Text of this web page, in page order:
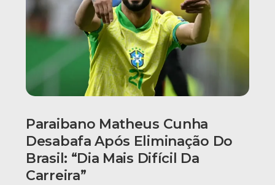
Paraibano Matheus Cunha
Desabafa Após Eliminação Do
Brasil: “Dia Mais Difícil Da
Carreira”